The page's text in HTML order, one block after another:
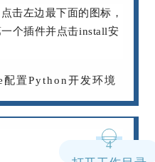
击左边最下面的图标，
个插件并点击install安
4